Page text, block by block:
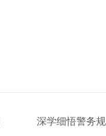
深学细悟警务